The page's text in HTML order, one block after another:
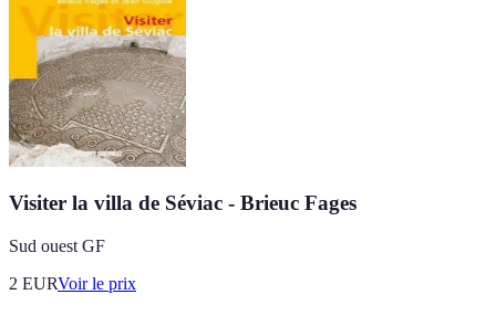
Visiter la villa de Séviac - Brieuc Fages
Sud ouest GF
2 EURVoir le prix